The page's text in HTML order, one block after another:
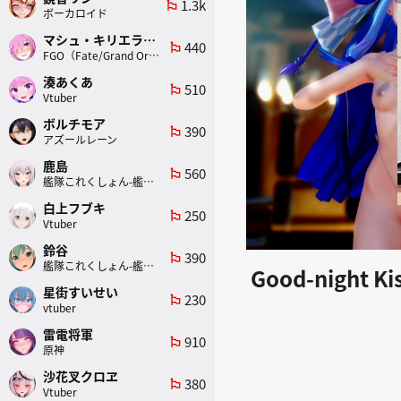
Good-night
ボーカロイド
emoji_flags 1.3k
マシュ・キリエライト
FGO（Fate/Grand Order）
emoji_flags 440
湊あくあ
Vtuber
emoji_flags 510
ボルチモア
アズールレーン
emoji_flags 390
鹿島
艦隊これくしょん-艦これ-
emoji_flags 560
白上フブキ
Vtuber
emoji_flags 250
鈴谷
艦隊これくしょん-艦これ-
emoji_flags 390
星街すいせい
vtuber
emoji_flags 230
雷電将軍
原神
emoji_flags 910
沙花叉クロヱ
Vtuber
emoji_flags 380